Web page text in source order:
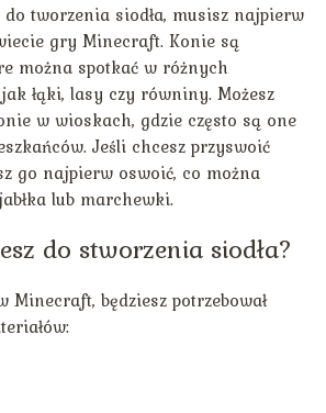
tworzenia siodła, musisz najpierw
gry Minecraft. Konie są
można spotkać w różnych
łąki, lasy czy równiny. Możesz
w wioskach, gdzie często są one
Jeśli chcesz przyswoić
go najpierw oswoić, co można
lub marchewki.
do stworzenia siodła?
Minecraft, będziesz potrzebował